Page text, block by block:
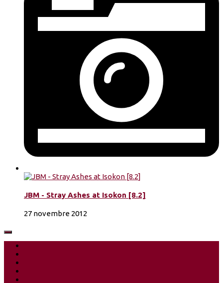
JBM - Stray Ashes at Isokon [8.2]
27 novembre 2012